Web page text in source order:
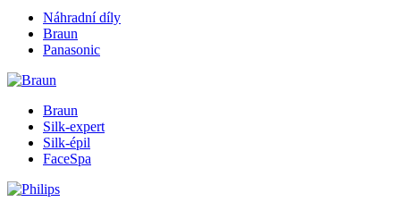
Náhradní díly
Braun
Panasonic
Braun
Silk-expert
Silk-épil
FaceSpa